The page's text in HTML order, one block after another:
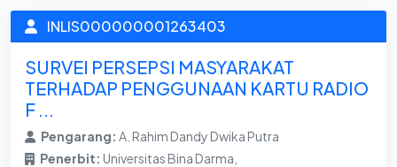
INLIS000000001263403
SURVEI PERSEPSI MASYARAKAT
TERHADAP PENGGUNAAN KARTU RADIO
F ...
Pengarang: A. Rahim Dandy Dwika Putra
Penerbit: Universitas Bina Darma,